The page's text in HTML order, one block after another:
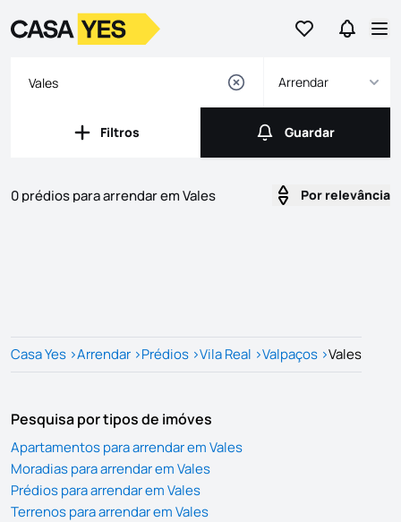
Ir para osIr para
LogoIr para a homepage
Arrendar
Filtros
Filtros Guardar
Guardar
0 prédios para arrendar em Vales Por relevância
Casa Yes >Arrendar >Prédios >Vila Real >Valpaços >Vales
Pesquisa por tipos de imóves
Apartamentos para arrendar em Vales
Moradias para arrendar em Vales
Prédios para arrendar em Vales
Terrenos para arrendar em Vales